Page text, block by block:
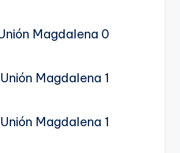
Magdalena 0
Magdalena 1
Magdalena 1